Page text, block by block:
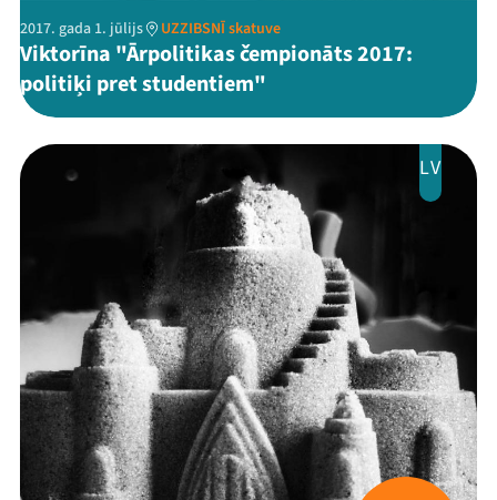
2017. gada 1. jūlijs UZZIBSNĪ skatuve
Viktorīna "Ārpolitikas čempionāts 2017:
politiķi pret studentiem"
LV